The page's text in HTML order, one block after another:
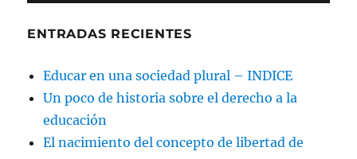
ENTRADAS RECIENTES
Educar en una sociedad plural – INDICE
Un poco de historia sobre el derecho a la
educación
El nacimiento del concepto de libertad de